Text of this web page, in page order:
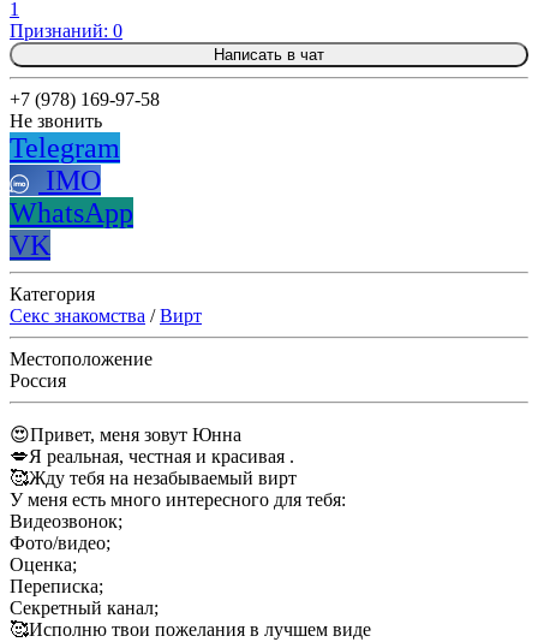
1
Признаний: 0
Написать в чат
+7 (978) 169-97-58
Не звонить
Telegram
IMO
WhatsApp
VK
Категория
Секс знакомства /Вирт
Местоположение
Россия
😍Привет, меня зовут Юнна
💋Я реальная, честная и красивая .
🥰Жду тебя на незабываемый вирт
У меня есть много интересного для тебя:
Видеозвонок;
Фото/видео;
Оценка;
Переписка;
Секретный канал;
🥰Исполню твои пожелания в лучшем виде